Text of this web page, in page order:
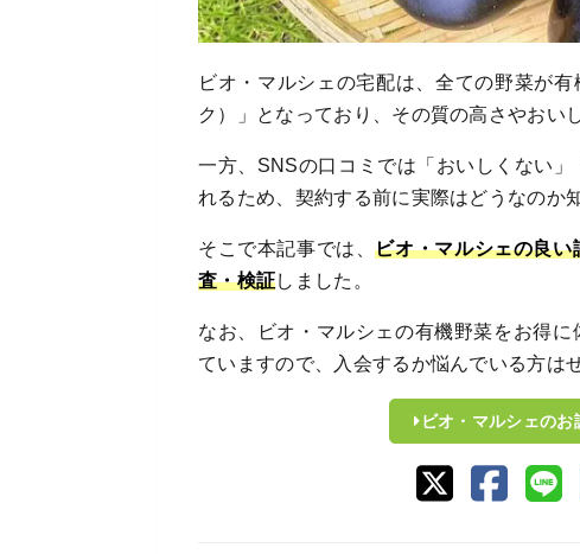
ビオ・マルシェの宅配は、全ての野菜が
ク）」となっており、その質の高さやおい
一方、SNSの口コミでは「おいしくない
れるため、契約する前に実際はどうなのか
そこで本記事では、ビオ・マルシェの良い
査・検証しました。
なお、ビオ・マルシェの有機野菜をお得に
ていますので、入会するか悩んでいる方は
ビオ・マルシェの